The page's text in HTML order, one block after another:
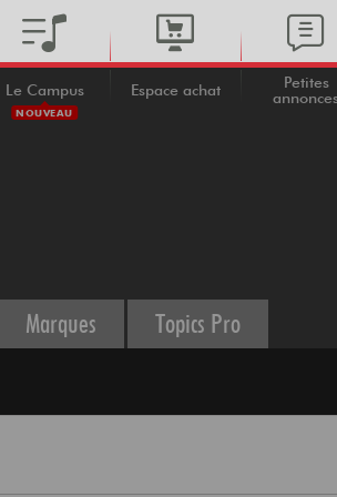
Le Campus
NOUVEAU
Espace achat
Petites
Marques Topics Pro